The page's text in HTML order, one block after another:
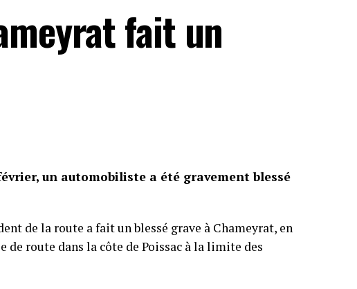
fait un
un automobiliste a été gravement blessé
de la route a fait un blessé grave à Chameyrat, en
route dans la côte de Poissac à la limite des